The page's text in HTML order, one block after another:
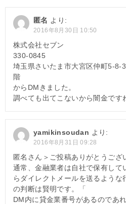
シ
ョ
ン
匿名 より:
2016年8月30日 10:50
株式会社セブン
330-0845
埼玉県さいたま市大宮区仲町5-8-
階
からDMきました。
調べても出てこないから闇金です
yamikinsoudan より:
2016年8月31日 09:28
匿名さん＞ご投稿ありがとうござ
通常、金融業者は自社で保有して
らダイレクトメールを送るような
の判断は賢明です。「
DM内に貸金業番号があるのであ